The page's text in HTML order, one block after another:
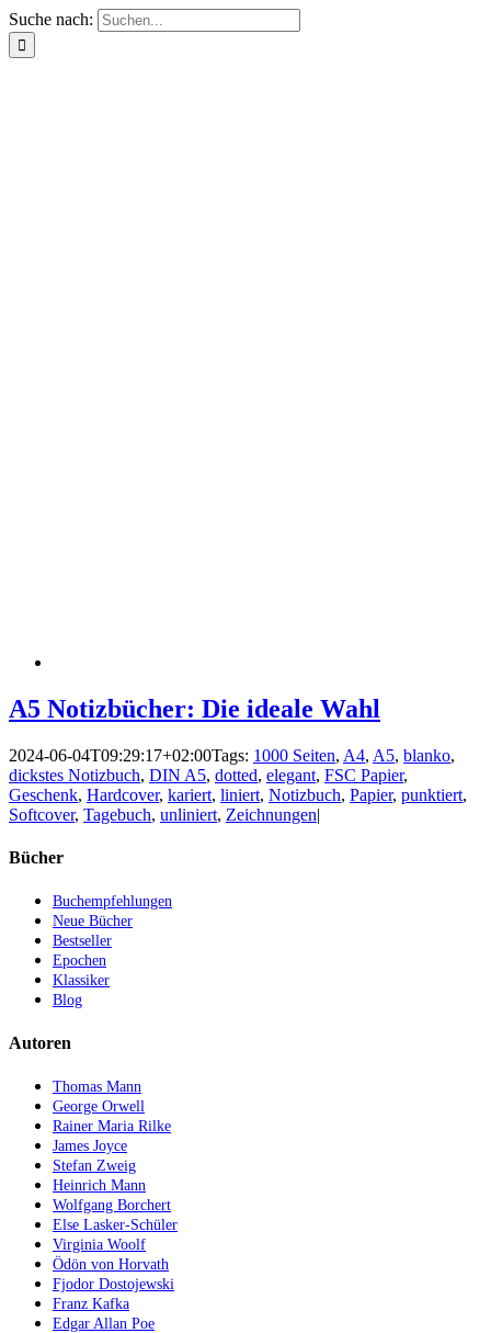
Suche nach:
A5 Notizbücher: Die ideale Wahl
2024-06-04T09:29:17+02:00Tags: 1000 Seiten, A4, A5, blanko,
dickstes Notizbuch, DIN A5, dotted, elegant, FSC Papier,
Geschenk, Hardcover, kariert, liniert, Notizbuch, Papier, punktiert,
Softcover, Tagebuch, unliniert, Zeichnungen|
Bücher
Buchempfehlungen
Neue Bücher
Bestseller
Epochen
Klassiker
Blog
Autoren
Thomas Mann
George Orwell
Rainer Maria Rilke
James Joyce
Stefan Zweig
Heinrich Mann
Wolfgang Borchert
Else Lasker-Schüler
Virginia Woolf
Ödön von Horvath
Fjodor Dostojewski
Franz Kafka
Edgar Allan Poe